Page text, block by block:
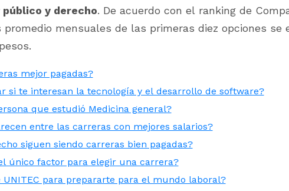
y derecho. De acuerdo con el ranking de
promedio mensuales de las primeras diez opciones se
mejor pagadas?
si te interesan la tecnología y el desarrollo de software?
que estudió Medicina general?
entre las carreras con mejores salarios?
siguen siendo carreras bien pagadas?
único factor para elegir una carrera?
UNITEC para prepararte para el mundo laboral?